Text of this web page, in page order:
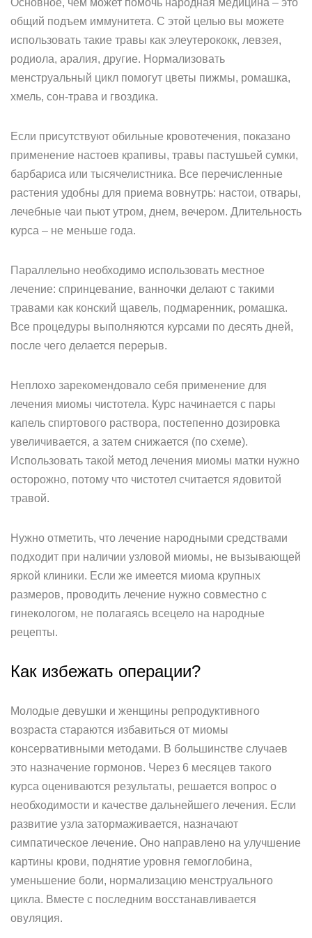
Основное, чем может помочь народная медицина – это
общий подъем иммунитета. С этой целью вы можете
использовать такие травы как элеутерококк, левзея,
родиола, аралия, другие. Нормализовать
менструальный цикл помогут цветы пижмы, ромашка,
хмель, сон-трава и гвоздика.
Если присутствуют обильные кровотечения, показано
применение настоев крапивы, травы пастушьей сумки,
барбариса или тысячелистника. Все перечисленные
растения удобны для приема вовнутрь: настои, отвары,
лечебные чаи пьют утром, днем, вечером. Длительность
курса – не меньше года.
Параллельно необходимо использовать местное
лечение: спринцевание, ванночки делают с такими
травами как конский щавель, подмаренник, ромашка.
Все процедуры выполняются курсами по десять дней,
после чего делается перерыв.
Неплохо зарекомендовало себя применение для
лечения миомы чистотела. Курс начинается с пары
капель спиртового раствора, постепенно дозировка
увеличивается, а затем снижается (по схеме).
Использовать такой метод лечения миомы матки нужно
осторожно, потому что чистотел считается ядовитой
травой.
Нужно отметить, что лечение народными средствами
подходит при наличии узловой миомы, не вызывающей
яркой клиники. Если же имеется миома крупных
размеров, проводить лечение нужно совместно с
гинекологом, не полагаясь всецело на народные
рецепты.
Как избежать операции?
Молодые девушки и женщины репродуктивного
возраста стараются избавиться от миомы
консервативными методами. В большинстве случаев
это назначение гормонов. Через 6 месяцев такого
курса оцениваются результаты, решается вопрос о
необходимости и качестве дальнейшего лечения. Если
развитие узла затормаживается, назначают
симпатическое лечение. Оно направлено на улучшение
картины крови, поднятие уровня гемоглобина,
уменьшение боли, нормализацию менструального
цикла. Вместе с последним восстанавливается
овуляция.